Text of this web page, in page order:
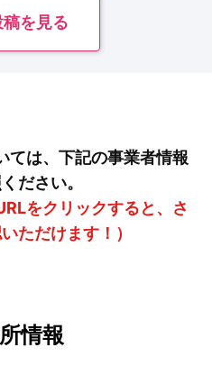
稿を見る
ては、下記の事業者情報
ださい。
をクリックすると、さ
ただけます！）
情報